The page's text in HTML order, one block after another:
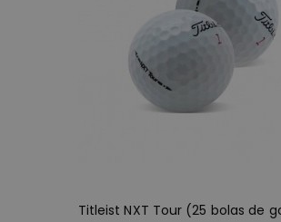
Titleist NXT Tour (25 bolas de